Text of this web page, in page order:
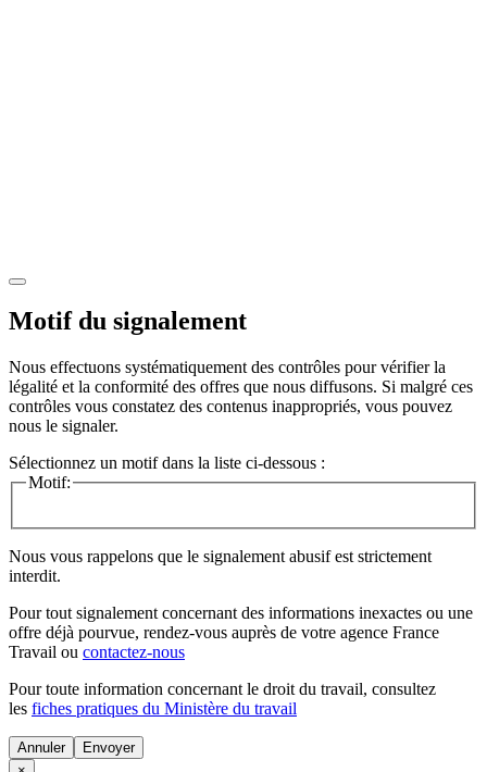
Motif du signalement
Nous effectuons systématiquement des contrôles pour vérifier la
légalité et la conformité des offres que nous diffusons. Si malgré ces
contrôles vous constatez des contenus inappropriés, vous pouvez
nous le signaler.
Sélectionnez un motif dans la liste ci-dessous :
Motif:
Nous vous rappelons que le signalement abusif est strictement
interdit.
Pour tout signalement concernant des informations inexactes ou une
offre déjà pourvue, rendez-vous auprès de votre agence France
Travail ou contactez-nous
Pour toute information concernant le droit du travail, consultez
les fiches pratiques du Ministère du travail
Annuler